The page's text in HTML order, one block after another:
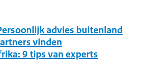
advies buitenland
vinden
9 tips van experts